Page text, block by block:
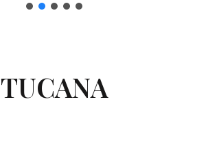
TUCANA